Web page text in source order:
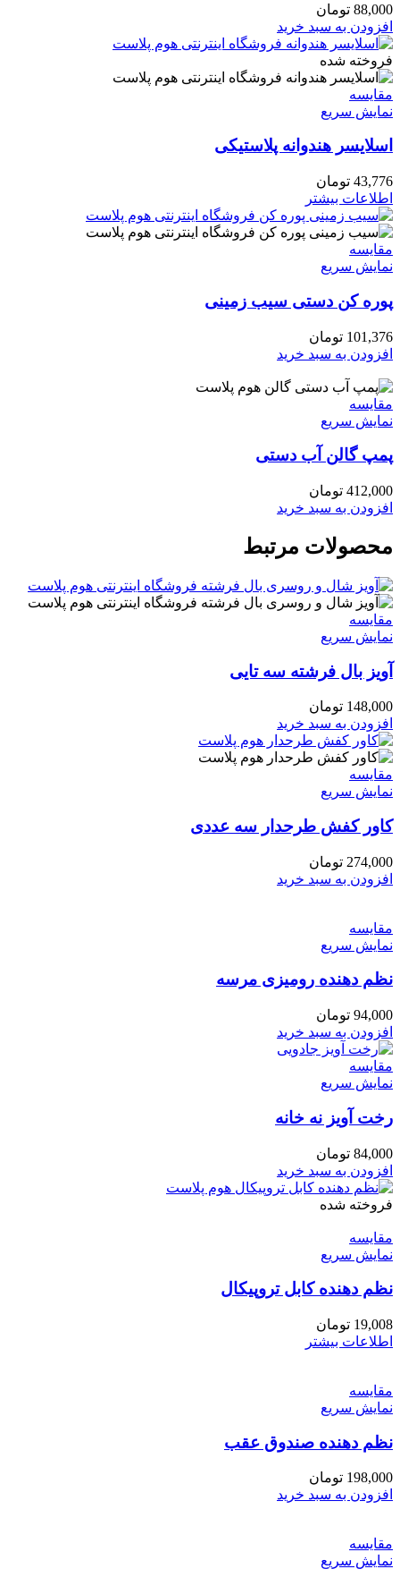
88,000 تومان
افزودن به سبد خرید
فروخته شده
مقايسه
نمایش سریع
اسلایسر هندوانه پلاستیکی
43,776 تومان
اطلاعات بیشتر
مقايسه
نمایش سریع
پوره کن دستی سیب زمینی
101,376 تومان
افزودن به سبد خرید
مقايسه
نمایش سریع
پمپ گالن آب دستی
412,000 تومان
افزودن به سبد خرید
محصولات مرتبط
مقايسه
نمایش سریع
آویز بال فرشته سه تایی
148,000 تومان
افزودن به سبد خرید
مقايسه
نمایش سریع
کاور کفش طرحدار سه عددی
274,000 تومان
افزودن به سبد خرید
مقايسه
نمایش سریع
نظم دهنده رومیزی مرسه
94,000 تومان
افزودن به سبد خرید
مقايسه
نمایش سریع
رخت آویز نه خانه
84,000 تومان
افزودن به سبد خرید
فروخته شده
مقايسه
نمایش سریع
نظم دهنده کابل تروپیکال
19,008 تومان
اطلاعات بیشتر
مقايسه
نمایش سریع
نظم دهنده صندوق عقب
198,000 تومان
افزودن به سبد خرید
مقايسه
نمایش سریع